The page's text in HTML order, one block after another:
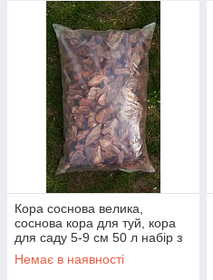
Кора соснова велика,
соснова кора для туй, кора
для саду 5-9 см 50 л набір з
50-ти мішків
Немає в наявності